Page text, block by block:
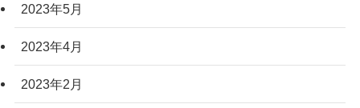
2023年5月
2023年4月
2023年2月